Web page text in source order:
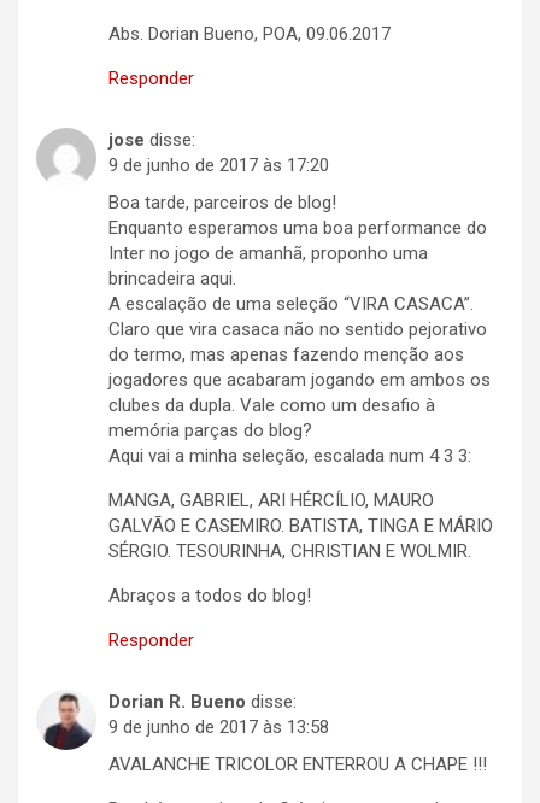
Abs. Dorian Bueno, POA, 09.06.2017
Responder
jose disse:
9 de junho de 2017 às 17:20
Boa tarde, parceiros de blog!
Enquanto esperamos uma boa performance do
Inter no jogo de amanhã, proponho uma
brincadeira aqui.
A escalação de uma seleção “VIRA CASACA”.
Claro que vira casaca não no sentido pejorativo
do termo, mas apenas fazendo menção aos
jogadores que acabaram jogando em ambos os
clubes da dupla. Vale como um desafio à
memória parças do blog?
Aqui vai a minha seleção, escalada num 4 3 3:
MANGA, GABRIEL, ARI HÉRCÍLIO, MAURO
GALVÃO E CASEMIRO. BATISTA, TINGA E MÁRIO
SÉRGIO. TESOURINHA, CHRISTIAN E WOLMIR.
Abraços a todos do blog!
Responder
Dorian R. Bueno disse:
9 de junho de 2017 às 13:58
AVALANCHE TRICOLOR ENTERROU A CHAPE !!!